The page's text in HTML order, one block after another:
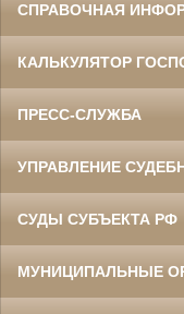
СПРАВОЧНАЯ
КАЛЬКУЛЯТОР
ПРЕСС-СЛУЖБА
УПРАВЛЕНИЕ
СУДЫ СУБЪЕКТА РФ
МУНИЦИПАЛЬНЫЕ